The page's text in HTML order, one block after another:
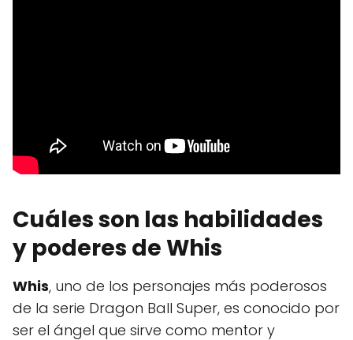
Cuáles son las habilidades
y poderes de Whis
Whis, uno de los personajes más poderosos
de la serie Dragon Ball Super, es conocido por
ser el ángel que sirve como mentor y